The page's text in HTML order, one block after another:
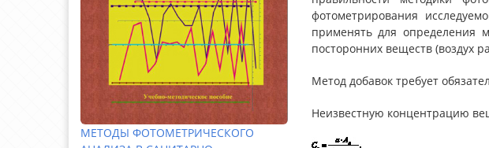
МЕТОДЫ ФОТОМЕТРИЧЕСКОГО
фотометрирования
применять для определения
посторонних веществ (воздух
Метод добавок требует
Неизвестную концентрацию